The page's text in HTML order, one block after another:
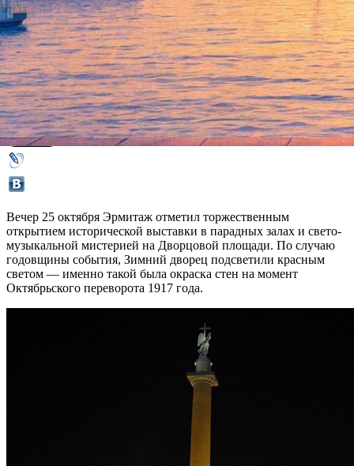
Зимний дворец покраснел к
100-летию революции
25 октября 2017,20:27 Версия для печати
Вечер 25 октября Эрмитаж отметил торжественным
открытием исторической выставки в парадных залах и свето-
музыкальной мистерией на Дворцовой площади. По случаю
годовщины события, Зимний дворец подсветили красным
светом — именно такой была окраска стен на момент
Октябрьского переворота 1917 года.